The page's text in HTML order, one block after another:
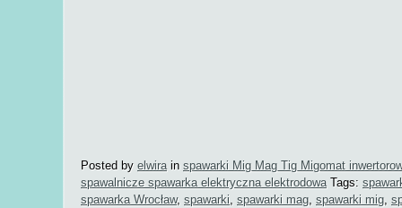
Posted by elwirain spawarki Mig Mag Tig Migomat
spawalnicze spawarka elektryczna elektrodowaTags:
spawarka Wrocław, spawarki, spawarki mag, spawarki mig,